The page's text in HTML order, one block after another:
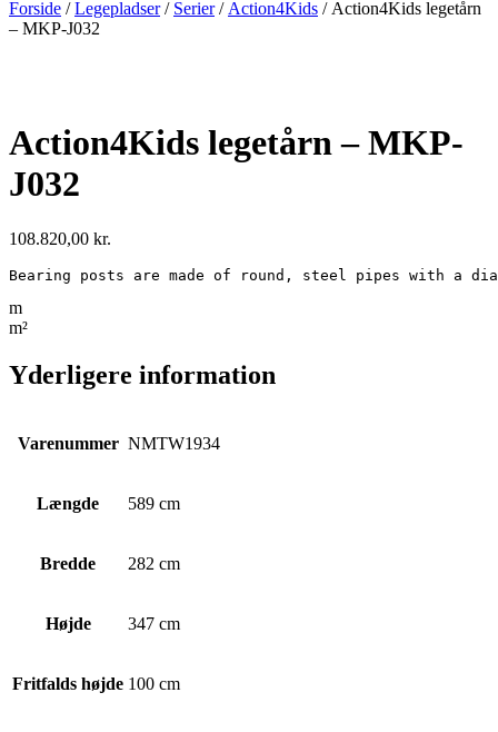
Forside /Legepladser/ Serier/ Action4Kids / Action4Kids legetårn
– MKP-J032
Action4Kids legetårn – MKP-
J032
108.820,00 kr.
Bearing posts are made of round, steel pipes with a
m
m²
Yderligere information
Varenummer NMTW1934
Længde 589 cm
Bredde 282 cm
Højde 347 cm
Fritfalds højde 100 cm